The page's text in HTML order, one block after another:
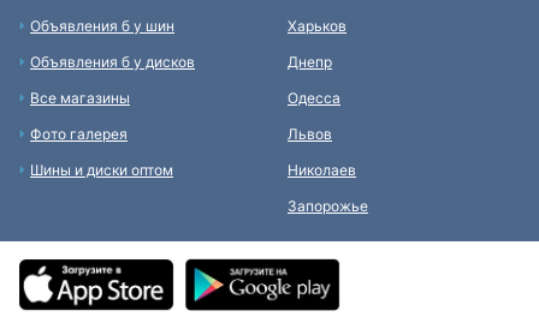
Объявления б у шин
Объявления б у дисков
Все магазины
Фото галерея
Шины и диски оптом
Харьков
Днепр
Одесса
Львов
Николаев
Запорожье